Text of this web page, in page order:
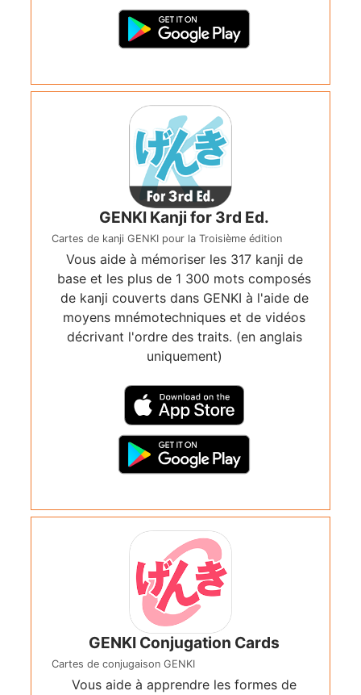
GENKI Kanji for 3rd Ed.
Cartes de kanji GENKI pour la Troisième édition
Vous aide à mémoriser les 317 kanji de
base et les plus de 1 300 mots composés
de kanji couverts dans GENKI à l'aide de
moyens mnémotechniques et de vidéos
décrivant l'ordre des traits. (en anglais
uniquement)
GENKI Conjugation Cards
Cartes de conjugaison GENKI
Vous aide à apprendre les formes de